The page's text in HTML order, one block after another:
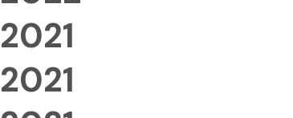
2021
2021